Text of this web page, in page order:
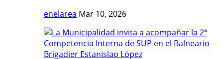
enelarea Mar 10, 2026